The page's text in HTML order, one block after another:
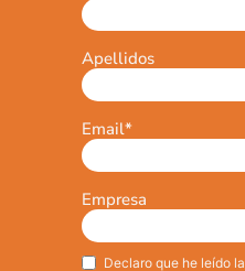
Apellidos
Email*
Empresa
Privacy*
Declaro que he leído la